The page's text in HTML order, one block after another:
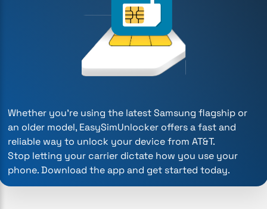
Whether you're using the latest Samsung flagship or
an older model, EasySimUnlocker offers a fast and
reliable way to unlock your device from AT&T.
Stop letting your carrier dictate how you use your
phone. Download the app and get started today.